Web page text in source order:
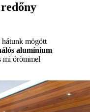
hátunk mögött
alumínium
mi örömmel